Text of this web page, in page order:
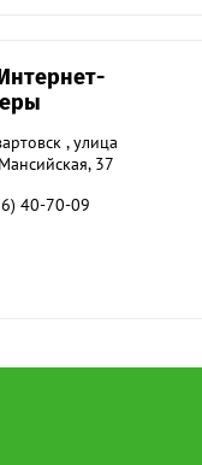
, улица
37
40-70-09